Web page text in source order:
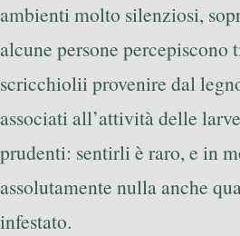
ambienti molto silenziosi,
alcune persone
scricchiolii provenire dal
associati all’attività delle
prudenti: sentirli è raro, e in
assolutamente nulla anche
infestato.